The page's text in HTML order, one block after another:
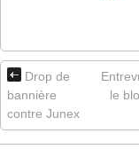
Drop de
bannière
contre Junex
le